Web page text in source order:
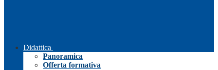
Didattica
Panoramica
Offerta formativa